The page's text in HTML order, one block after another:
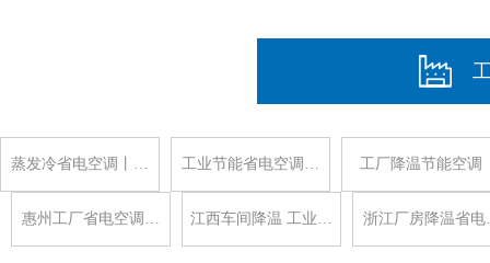
蒸发冷省电空调丨… 工业节能省电空调… 工厂降温节能空调
惠州工厂省电空调… 江西车间降温 工业… 浙江厂房降温省